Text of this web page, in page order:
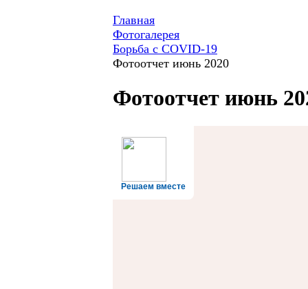
Главная
Фотогалерея
Борьба с COVID-19
Фотоотчет июнь 2020
Фотоотчет июнь
Решаем вместе